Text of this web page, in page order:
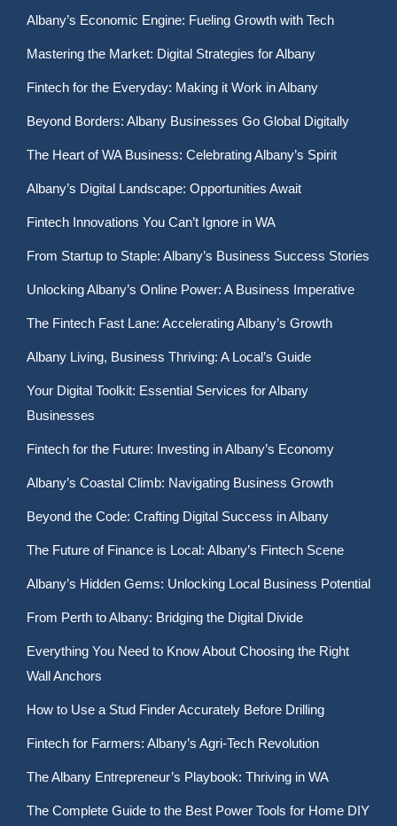
Albany’s Economic Engine: Fueling Growth with Tech
Mastering the Market: Digital Strategies for Albany
Fintech for the Everyday: Making it Work in Albany
Beyond Borders: Albany Businesses Go Global Digitally
The Heart of WA Business: Celebrating Albany’s Spirit
Albany’s Digital Landscape: Opportunities Await
Fintech Innovations You Can’t Ignore in WA
From Startup to Staple: Albany’s Business Success Stories
Unlocking Albany’s Online Power: A Business Imperative
The Fintech Fast Lane: Accelerating Albany’s Growth
Albany Living, Business Thriving: A Local’s Guide
Your Digital Toolkit: Essential Services for Albany
Businesses
Fintech for the Future: Investing in Albany’s Economy
Albany’s Coastal Climb: Navigating Business Growth
Beyond the Code: Crafting Digital Success in Albany
The Future of Finance is Local: Albany’s Fintech Scene
Albany’s Hidden Gems: Unlocking Local Business Potential
From Perth to Albany: Bridging the Digital Divide
Everything You Need to Know About Choosing the Right
Wall Anchors
How to Use a Stud Finder Accurately Before Drilling
Fintech for Farmers: Albany’s Agri-Tech Revolution
The Albany Entrepreneur’s Playbook: Thriving in WA
The Complete Guide to the Best Power Tools for Home DIY